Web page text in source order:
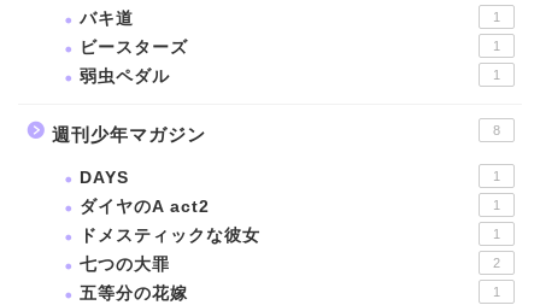
バキ道 1
ビースターズ 1
弱虫ペダル 1
週刊少年マガジン 8
DAYS 1
ダイヤのA act2 1
ドメスティックな彼女 1
七つの大罪 2
五等分の花嫁 1